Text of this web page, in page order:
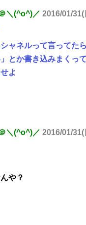
＼(^o^)／ 2016/01/
ャネルって言ってた
とか書き込みまくっ
よ
＼(^o^)／ 2016/01/
や？